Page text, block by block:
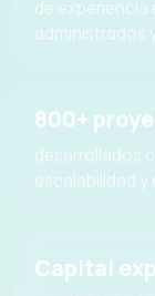
de
administrados
800+
desarrollados
escalabilidad y
Capital